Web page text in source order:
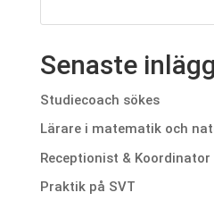
Senaste
Studiecoach sökes
Lärare i matematik och
Receptionist &
Praktik på SVT